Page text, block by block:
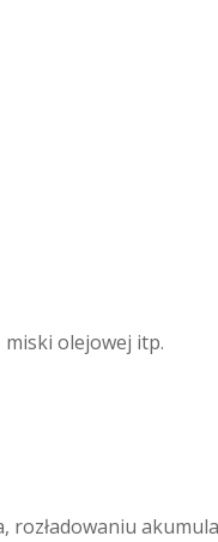
olejowej itp.
rozładowaniu